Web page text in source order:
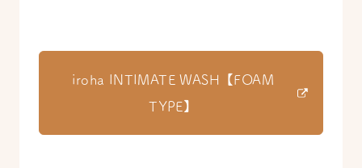
iroha INTIMATE WASH【FOAM
TYPE】